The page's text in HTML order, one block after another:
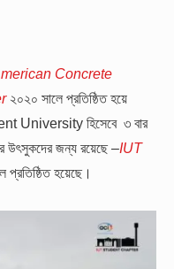
Concrete
২০২০ সালে প্রতিষ্ঠিত হয়ে
University হিসেবে ৩ বার
উৎসুকদের জন্য রয়েছে –IUT
হয়েছে।